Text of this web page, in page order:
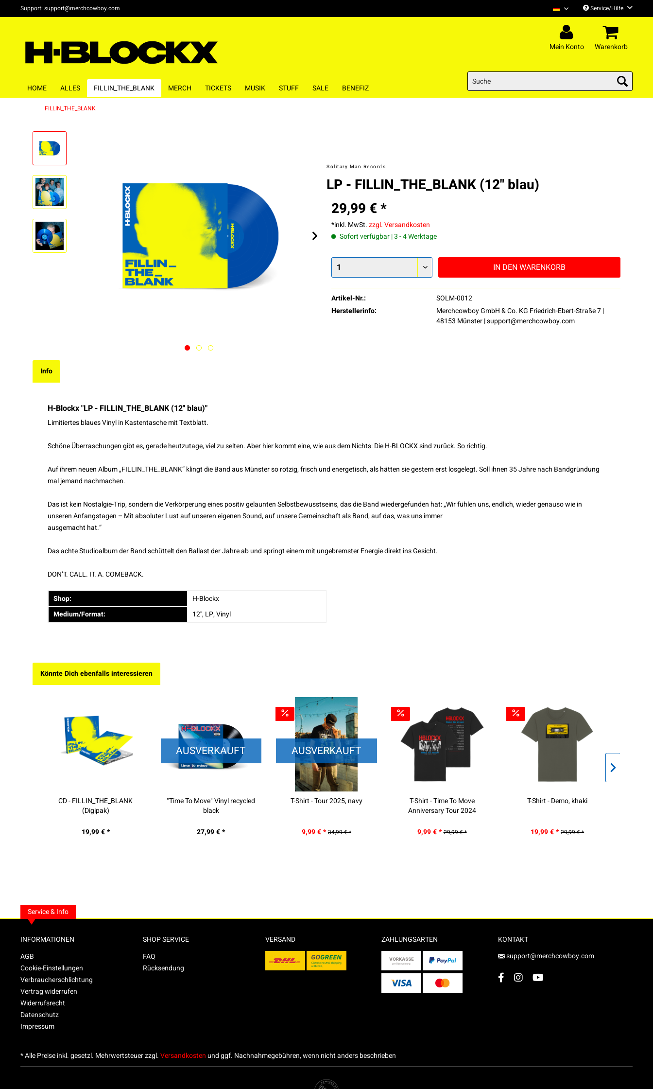
Support: support@merchcowboy.com H-Blockx DeutschService/Hilfe
Mein Konto Warenkorb
HOME ALLES FILLIN_THE_BLANK MERCH TICKETS MUSIK STUFF SALE BENEFIZ
FILLIN_THE_BLANK
Solitary Man Records
LP - FILLIN_THE_BLANK (12" blau)
29,99 € *
*inkl. MwSt.zzgl. Versandkosten
Sofort verfügbar | 3 - 4 Werktage
IN DEN WARENKORB
Artikel-Nr.:
SOLM-0012
Herstellerinfo:
Merchcowboy GmbH & Co. KG Friedrich-Ebert-Straße 7 |
48153 Münster |support@merchcowboy.com
Info
H-Blockx "LP - FILLIN_THE_BLANK (12" blau)"
Limitiertes blaues Vinyl in Kastentasche mit Textblatt.
Schöne Überraschungen gibt es, gerade heutzutage, viel zu selten. Aber hier kommt eine, wie aus dem Nichts: Die H-BLOCKX sind zurück. So richtig.
Auf ihrem neuen Album „FILLIN_THE_BLANK“ klingt die Band aus Münster so rotzig, frisch und energetisch, als hätten sie gestern erst losgelegt. Soll ihnen 35 Jahre nach Bandgründung
mal jemand nachmachen.
Das ist kein Nostalgie-Trip, sondern die Verkörperung eines positiv gelaunten Selbstbewusstseins, das die Band wiedergefunden hat: „Wir fühlen uns, endlich, wieder genauso wie in
unseren Anfangstagen – Mit absoluter Lust auf unseren eigenen Sound, auf unsere Gemeinschaft als Band, auf das, was uns immer
ausgemacht hat.“
Das achte Studioalbum der Band schüttelt den Ballast der Jahre ab und springt einem mit ungebremster Energie direkt ins Gesicht.
DON’T. CALL. IT. A. COMEBACK.
Shop:
H-Blockx
Medium/Format:
12'', LP, Vinyl
Könnte Dich ebenfalls interessieren
CD - FILLIN_THE_BLANK
(Digipak)
19,99 € *
AUSVERKAUFT
"Time To Move" Vinyl recycled
black
27,99 € *
AUSVERKAUFT
T-Shirt - Tour 2025, navy
9,99 € * 34,99 € *
T-Shirt - Time To Move
Anniversary Tour 2024
9,99 € * 29,99 € *
T-Shirt - Demo, khaki
19,99 € * 29,99 € *
Service & Info
INFORMATIONEN
AGB
Cookie-Einstellungen
Verbraucherschlichtung
Vertrag widerrufen
Widerrufsrecht
Datenschutz
Impressum
SHOP SERVICE
FAQ
Rücksendung
VERSAND ZAHLUNGSARTEN
KONTAKT
support@merchcowboy.com
* Alle Preise inkl. gesetzl. Mehrwertsteuer zzgl.Versandkosten und ggf. Nachnahmegebühren, wenn nicht anders beschrieben